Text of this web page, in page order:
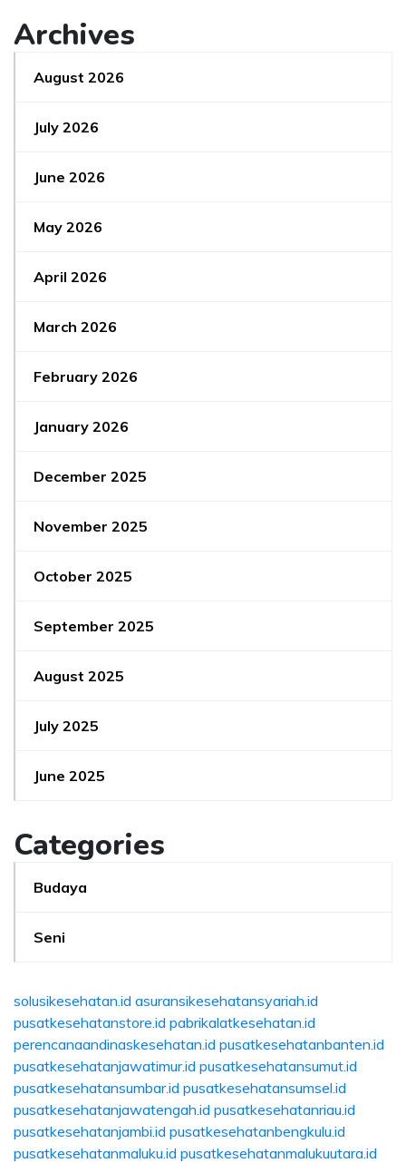
Archives
August 2026
July 2026
June 2026
May 2026
April 2026
March 2026
February 2026
January 2026
December 2025
November 2025
October 2025
September 2025
August 2025
July 2025
June 2025
Categories
Budaya
Seni
solusikesehatan.id asuransikesehatansyariah.id
pusatkesehatanstore.id pabrikalatkesehatan.id
perencanaandinaskesehatan.id pusatkesehatanbanten.id
pusatkesehatanjawatimur.id pusatkesehatansumut.id
pusatkesehatansumbar.id pusatkesehatansumsel.id
pusatkesehatanjawatengah.id pusatkesehatanriau.id
pusatkesehatanjambi.id pusatkesehatanbengkulu.id
pusatkesehatanmaluku.id pusatkesehatanmalukuutara.id